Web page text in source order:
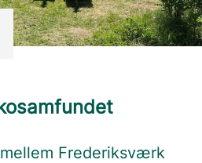
Frederiksværk